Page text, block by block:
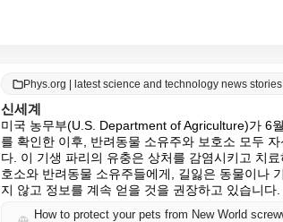
Phys.org | latest science and technology news
신세계
미국 농무부(U.S. Department of Agriculture)가 6
를 확인한 이후, 반려동물 소유주와 보호소 모두
다. 이 기생 파리의 유충은 상처를 감염시키고 치
호소와 반려동물 소유주들에게, 길잃은 동물이나
지 않고 정보를 계속 얻을 것을 권장하고 있습니
How to protect your pets from New World